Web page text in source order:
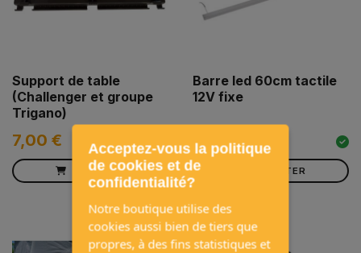
Support de table
(Challenger et groupe
Trigano)
7,00 €
AJOUTER
Barre led 60cm tactile
12V fixe
21,15 €
AJOUTER
Acceptez-vous la politique
de cookies et de
confidentialité?
Notre boutique utilise des
cookies aussi bien de tiers que
propres, à des fins statistiques et